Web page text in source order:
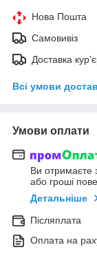
Нова Пошта
Самовивіз
Доставка
Всі умови
Умови оплати
Ви отримаєте
або гроші
Детальніше
Післяплата
Оплата на